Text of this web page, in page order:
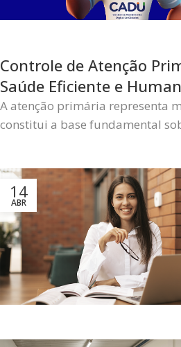
Controle de Atenção
Saúde Eficiente e
A atenção primária representa
constitui a base fundamental
14
ABR